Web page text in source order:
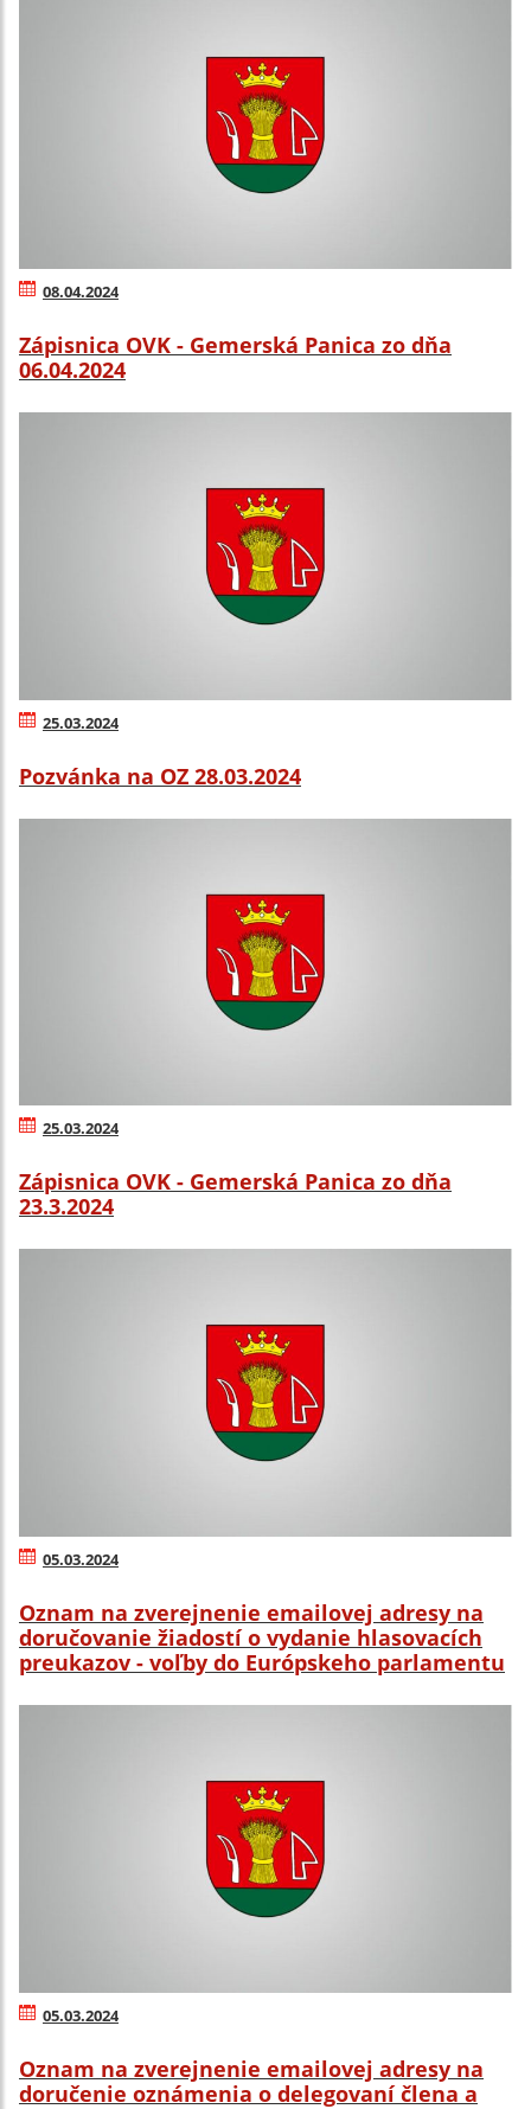
08.04.2024
Zápisnica OVK - Gemerská Panica zo dňa
06.04.2024
25.03.2024
Pozvánka na OZ 28.03.2024
25.03.2024
Zápisnica OVK - Gemerská Panica zo dňa
23.3.2024
05.03.2024
Oznam na zverejnenie emailovej adresy na
doručovanie žiadostí o vydanie hlasovacích
preukazov - voľby do Európskeho parlamentu
05.03.2024
Oznam na zverejnenie emailovej adresy na
doručenie oznámenia o delegovaní člena a